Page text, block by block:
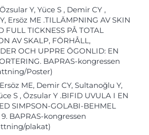
Y, Yüce S , Demir CY ,
Ersöz ME .TILLÄMPNING AV SKIN
FULL TICKNESS PÅ TOTAL
AV SKALP, FÖRHÅLL,
OCH UPPRE ÖGONLID: EN
BAPRAS-kongressen
Poster)
ME, Demir CY, Sultanoğlu Y,
S , Özsular Y .BIFID UVULA I EN
SIMPSON-GOLABI-BEHMEL
BAPRAS-kongressen
plakat)